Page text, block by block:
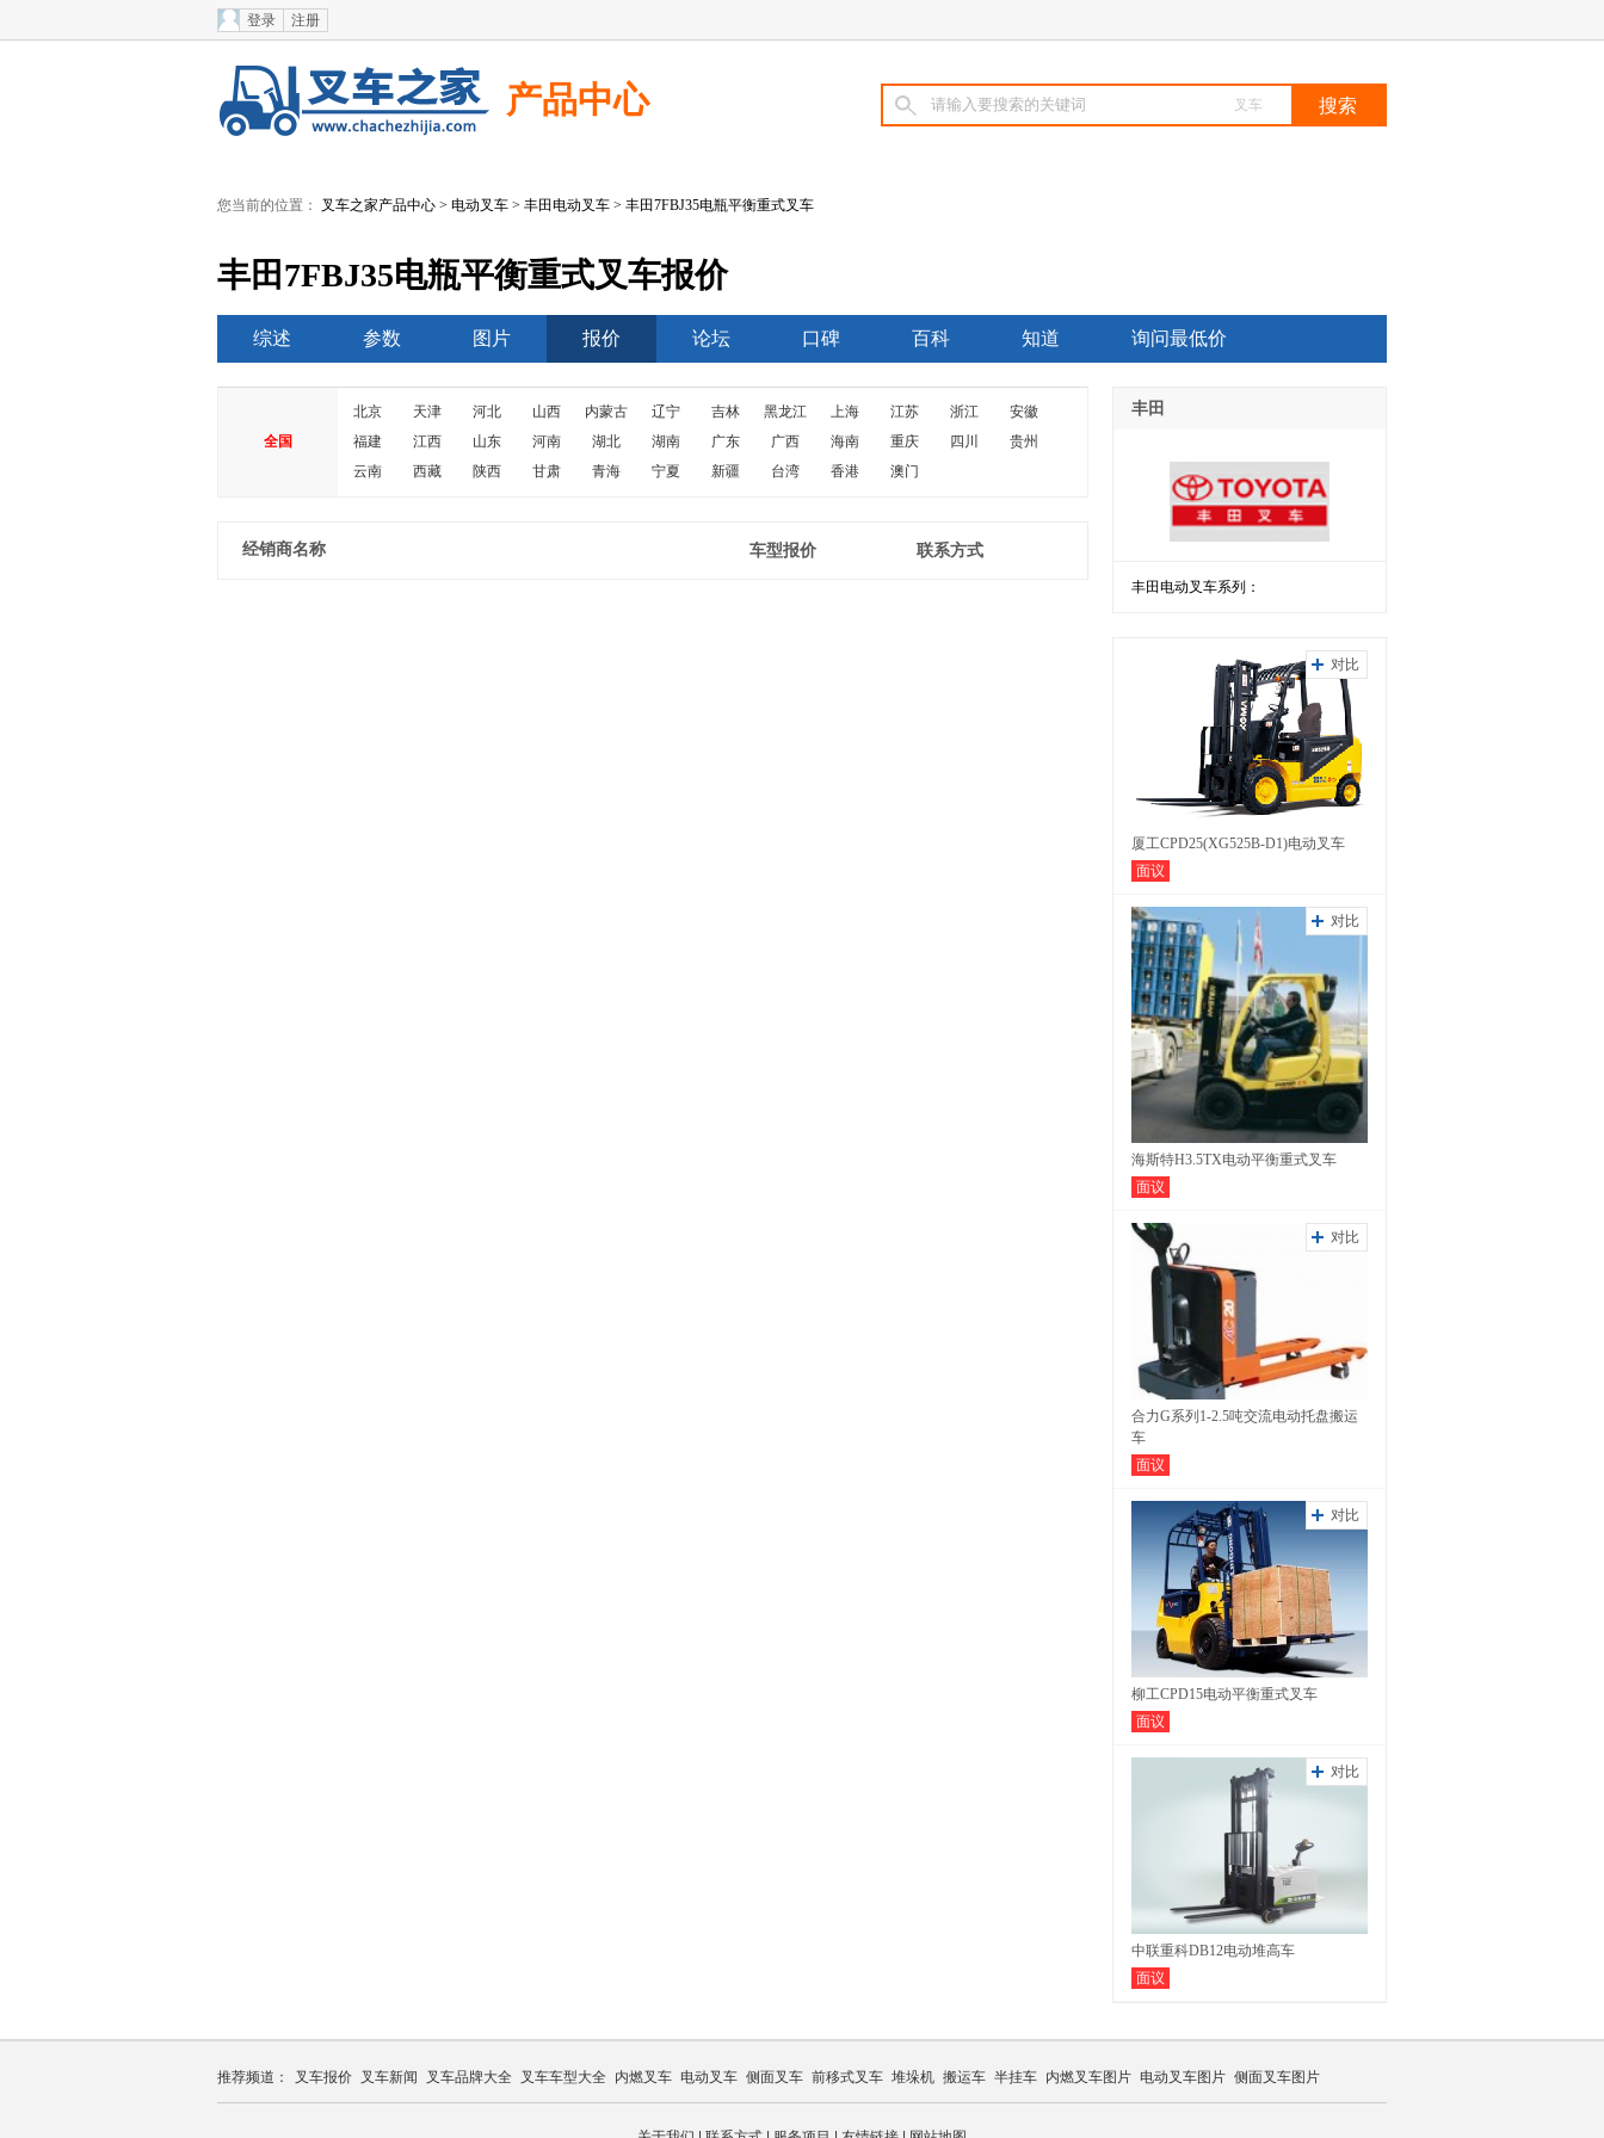
登录 注册
产品中心 叉车
您当前的位置： 叉车之家产品中心 > 电动叉车 > 丰田电动叉车 > 丰田7FBJ35电瓶平衡重式叉车
丰田7FBJ35电瓶平衡重式叉车报价
综述 参数 图片 报价 论坛 口碑 百科 知道 询问最低价
全国
北京 天津 河北 山西 内蒙古 辽宁 吉林 黑龙江 上海 江苏 浙江
安徽
福建
江西 山东 河南 湖北 湖南 广东 广西 海南 重庆 四川
贵州
云南
西藏 陕西 甘肃 青海 宁夏 新疆 台湾 香港 澳门
经销商名称 车型报价 联系方式
丰田
丰田电动叉车系列：
厦工CPD25(XG525B-D1)电动叉车
面议
对比
海斯特H3.5TX电动平衡重式叉车
面议
对比
合力G系列1-2.5吨交流电动托盘搬运
车
面议
对比
柳工CPD15电动平衡重式叉车
面议
对比
中联重科DB12电动堆高车
面议
对比
推荐频道： 叉车报价 叉车新闻 叉车品牌大全 叉车车型大全 内燃叉车 电动叉车 侧面叉车 前移式叉车 堆垛机 搬运车 半挂车 内燃叉车图片 电动叉车图片 侧面叉车图片